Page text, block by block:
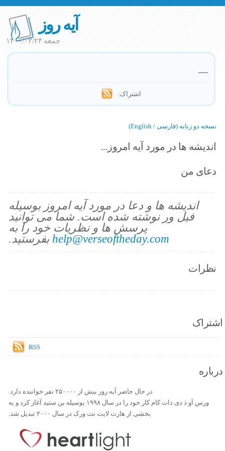
آیه روز
جمعه ۱۴۰۰/۰۲/۲۴
—
اشتراک:
نسخه دو زبانه (فارسی / English)
اندیشه ها در مورد آیه امروز...
دعای من
اندیشه ها و دعا در مورد آیه امروز بوسیله
فیل ور نوشته شده است. شما می توانید
پرسش ها و نظریات خود را به
help@verseoftheday.com بفرستید.
نظرات
اشتراک
RSS
درباره
در حال حاضر آیه روز بیش از ۲۵۰۰۰۰ نفر خواننده دارد.
ورس آو ذ دی دات کام کار خود را در سال ۱۹۹۸ بوسیله بن ستید آغاز کرد و به
بخشی از هارت لایت نت ورک در سال ۲۰۰۰ تبدیل شد.